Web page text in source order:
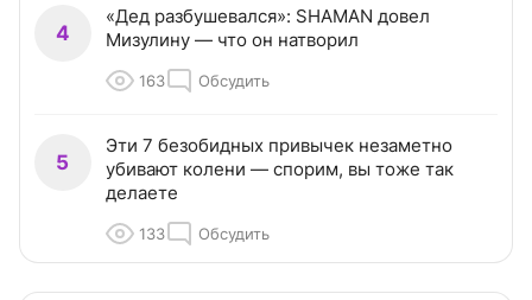
4
«Дед разбушевался»: SHAMAN довел
Мизулину — что он натворил
163 Обсудить
5
Эти 7 безобидных привычек незаметно
убивают колени — спорим, вы тоже так
делаете
133 Обсудить